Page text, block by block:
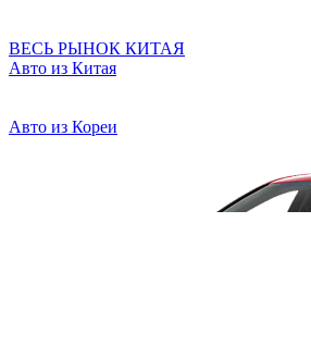
ВЕСЬ РЫНОК КИТАЯ
Авто из Китая
Авто из Кореи